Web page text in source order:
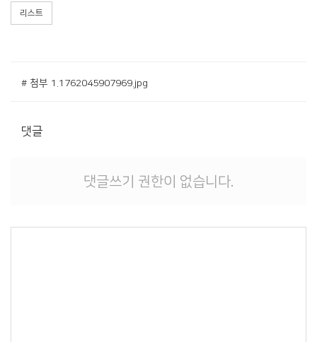
리스트
# 첨부 1.1762045907969.jpg
댓글
댓글쓰기 권한이 없습니다.